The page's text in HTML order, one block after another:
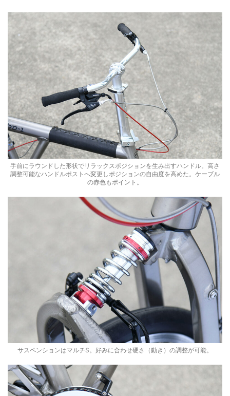
手前にラウンドした形状でリラックスポジションを生み出すハンドル。高さ
調整可能なハンドルポストへ変更しポジションの自由度を高めた。ケーブル
の赤色もポイント。
サスペンションはマルチS。好みに合わせ硬さ（動き）の調整が可能。